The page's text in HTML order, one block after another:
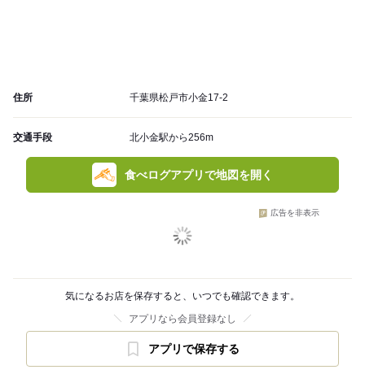
住所 千葉県松戸市小金17-2
交通手段 北小金駅から256m
食べログアプリで地図を開く
広告を非表示
気になるお店を保存すると、いつでも確認できます。
アプリなら会員登録なし
アプリで保存する